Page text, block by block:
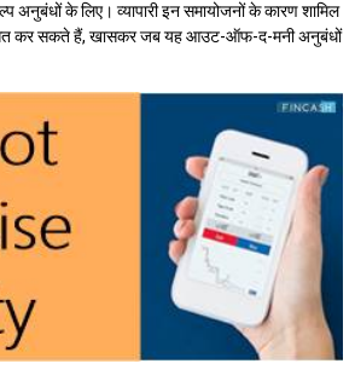
अनुबंधों के लिए। व्यापारी इन समायोजनों के कारण शामिल
कर सकते हैं, खासकर जब यह आउट-ऑफ-द-मनी अनुबंधों